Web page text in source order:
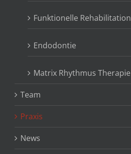
Funktionelle
Endodontie
Matrix Rhythmus Therapie
Team
Praxis
News